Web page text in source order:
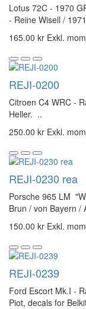
Lotus 72C - 1970
- Reine Wisell /
165.00 kr Exkl.
REJI-0200
Citroen C4 WRC -
Heller. ..
250.00 kr Exkl.
REJI-0230 rea
Porsche 965 LM
Brun / von Bayern /
150.00 kr Exkl.
REJI-0239
Ford Escort Mk.I -
Piot, decals for